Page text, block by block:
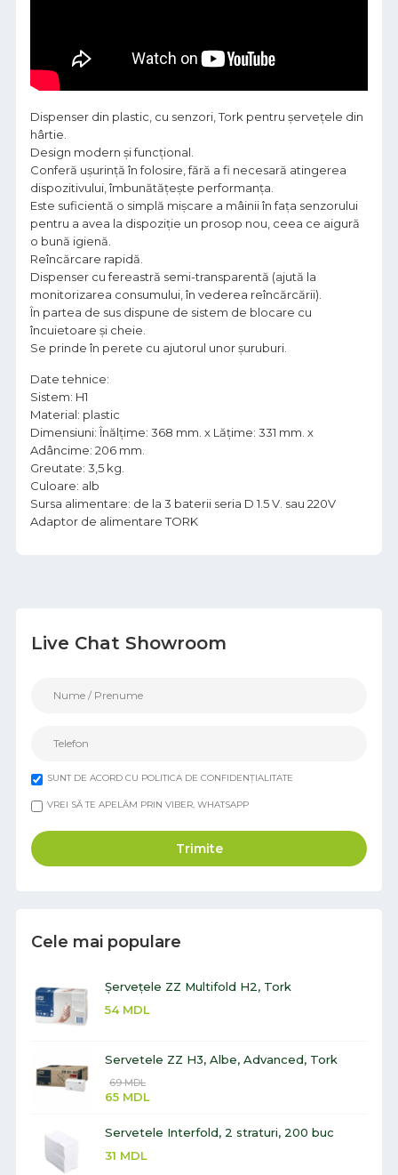
Live Chat Showroom
SUNT DE ACORD CU POLITICA DE CONFIDENȚIALITATE
VREI SĂ TE APELĂM PRIN VIBER, WHATSAPP
Trimite
Cele mai populare
Șervețele ZZ Multifold H2, Tork
54 MDL
Servetele ZZ H3, Albe, Advanced, Tork
69MDL
65 MDL
Servetele Interfold, 2 straturi, 200 buc
31 MDL
Dispenser din plastic, cu senzori, Tork pentru șervețele din
hârtie.
Design modern și funcțional.
Conferă ușurință în folosire, fără a fi necesară atingerea
dispozitivului, îmbunătățește performanța.
Este suficientă o simplă mișcare a mâinii în fața senzorului
pentru a avea la dispoziție un prosop nou, ceea ce aigură
o bună igienă.
Reîncărcare rapidă.
Dispenser cu fereastră semi-transparentă (ajută la
monitorizarea consumului, în vederea reîncărcării).
În partea de sus dispune de sistem de blocare cu
încuietoare și cheie.
Se prinde în perete cu ajutorul unor șuruburi.
Date tehnice:
Sistem: H1
Material: plastic
Dimensiuni: Înălțime: 368 mm. x Lățime: 331 mm. x
Adâncime: 206 mm.
Greutate: 3,5 kg.
Culoare: alb
Sursa alimentare: de la 3 baterii seria D 1.5 V. sau 220V
Adaptor de alimentare TORK